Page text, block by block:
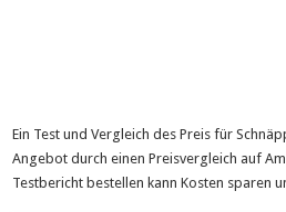
Ein Test und Vergleich des Preis für
Angebot durch einen Preisvergleich auf
Testbericht bestellen kann Kosten sparen